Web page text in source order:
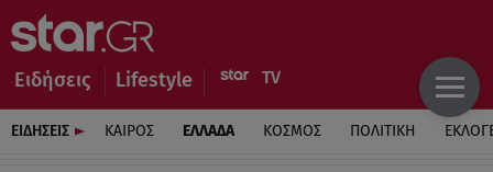
Ειδήσεις Lifestyle
ΕΙΔΗΣΕΙΣ ΚΑΙΡΟΣ ΕΛΛΑΔΑ ΚΟΣΜΟΣ ΠΟΛΙΤΙΚΗ